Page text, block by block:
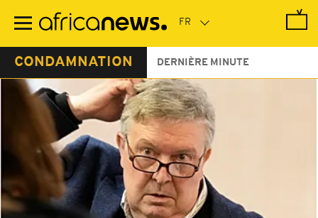
contenu
CONDAMNATION DERNIÈRE MINUTE